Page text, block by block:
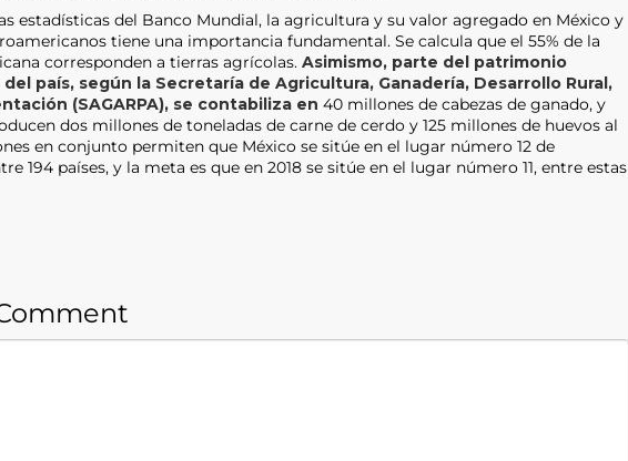
estadísticas del Banco Mundial, la agricultura y su valor agregado en México y
tiene una importancia fundamental. Se calcula que el 55% de la
corresponden a tierras agrícolas. Asimismo, parte del patrimonio
país, según la Secretaría de Agricultura, Ganadería, Desarrollo Rural,
(SAGARPA), se contabiliza en 40 millones de cabezas de ganado, y
dos millones de toneladas de carne de cerdo y 125 millones de huevos al
en conjunto permiten que México se sitúe en el lugar número 12 de
194 países, y la meta es que en 2018 se sitúe en el lugar número 11, entre estas